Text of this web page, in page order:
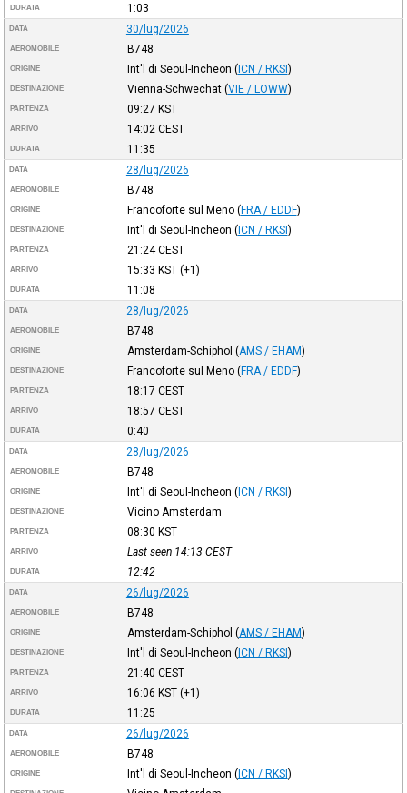
DURATA 1:03
DATA 30/lug/2026
AEROMOBILE B748
ORIGINE Int'l di Seoul-Incheon (ICN / RKSI)
DESTINAZIONE Vienna-Schwechat (VIE / LOWW)
PARTENZA 09:27 KST
ARRIVO 14:02 CEST
DURATA 11:35
DATA 28/lug/2026
AEROMOBILE B748
ORIGINE Francoforte sul Meno (FRA / EDDF)
DESTINAZIONE Int'l di Seoul-Incheon (ICN / RKSI)
PARTENZA 21:24CEST
ARRIVO 15:33 KST(+1)
DURATA 11:08
DATA 28/lug/2026
AEROMOBILE B748
ORIGINE Amsterdam-Schiphol (AMS / EHAM)
DESTINAZIONE Francoforte sul Meno (FRA / EDDF)
PARTENZA 18:17 CEST
ARRIVO 18:57 CEST
DURATA 0:40
DATA 28/lug/2026
AEROMOBILE B748
ORIGINE Int'l di Seoul-Incheon (ICN / RKSI)
DESTINAZIONE Vicino Amsterdam
PARTENZA 08:30 KST
ARRIVO Last seen 14:13 CEST
DURATA 12:42
DATA 26/lug/2026
AEROMOBILE B748
ORIGINE Amsterdam-Schiphol (AMS / EHAM)
DESTINAZIONE Int'l di Seoul-Incheon (ICN / RKSI)
PARTENZA 21:40 CEST
ARRIVO 16:06 KST(+1)
DURATA 11:25
DATA 26/lug/2026
AEROMOBILE B748
ORIGINE Int'l di Seoul-Incheon (ICN / RKSI)